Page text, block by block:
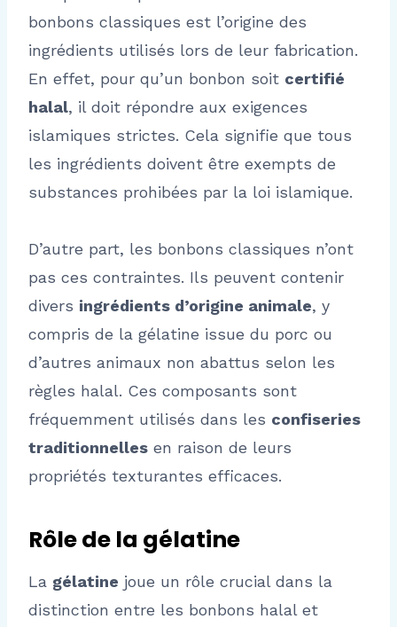
bonbons classiques est l’origine des
ingrédients utilisés lors de leur fabrication.
En effet, pour qu’un bonbon soit certifié
halal, il doit répondre aux exigences
islamiques strictes. Cela signifie que tous
les ingrédients doivent être exempts de
substances prohibées par la loi islamique.
D’autre part, les bonbons classiques n’ont
pas ces contraintes. Ils peuvent contenir
divers ingrédients d’origine animale, y
compris de la gélatine issue du porc ou
d’autres animaux non abattus selon les
règles halal. Ces composants sont
fréquemment utilisés dans les confiseries
traditionnelles en raison de leurs
propriétés texturantes efficaces.
Rôle de la gélatine
La gélatine joue un rôle crucial dans la
distinction entre les bonbons halal et